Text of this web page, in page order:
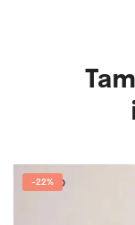
-22%